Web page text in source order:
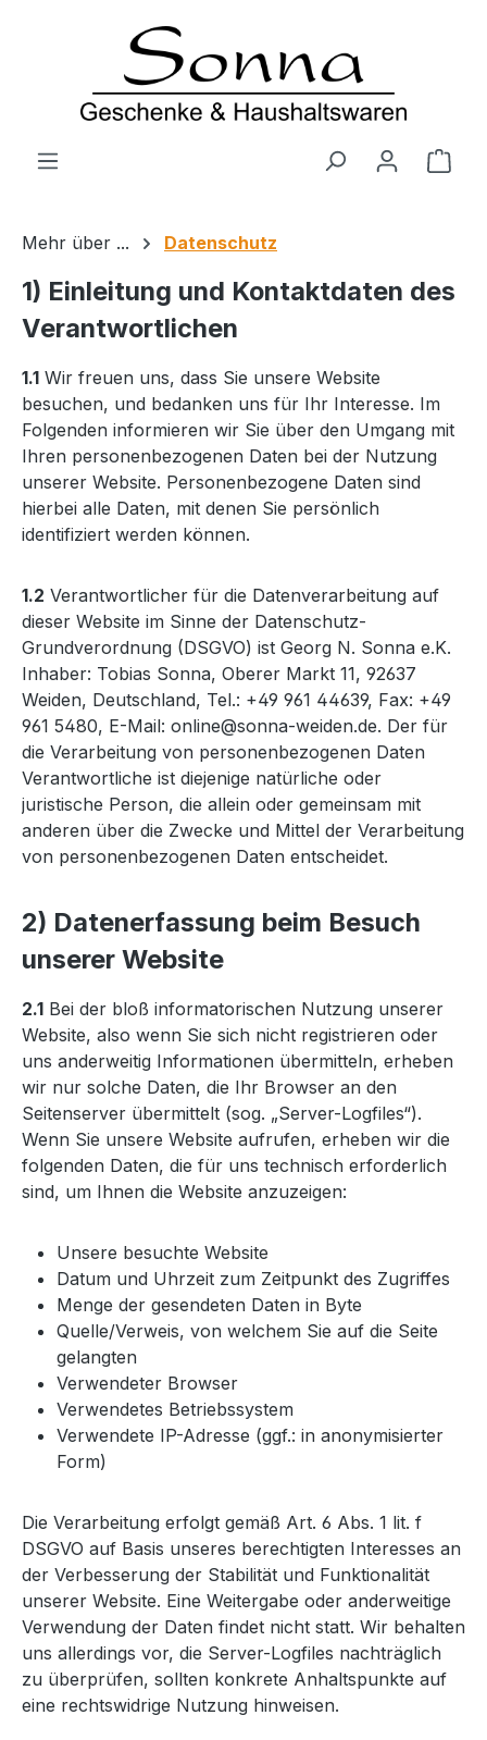
Zum Hauptinhalt springen
Mehr über ... Datenschutz
1) Einleitung und Kontaktdaten des
Verantwortlichen
1.1 Wir freuen uns, dass Sie unsere Website
besuchen, und bedanken uns für Ihr Interesse. Im
Folgenden informieren wir Sie über den Umgang mit
Ihren personenbezogenen Daten bei der Nutzung
unserer Website. Personenbezogene Daten sind
hierbei alle Daten, mit denen Sie persönlich
identifiziert werden können.
1.2 Verantwortlicher für die Datenverarbeitung auf
dieser Website im Sinne der Datenschutz-
Grundverordnung (DSGVO) ist Georg N. Sonna e.K.
Inhaber: Tobias Sonna, Oberer Markt 11, 92637
Weiden, Deutschland, Tel.: +49 961 44639, Fax: +49
961 5480, E-Mail: online@sonna-weiden.de. Der für
die Verarbeitung von personenbezogenen Daten
Verantwortliche ist diejenige natürliche oder
juristische Person, die allein oder gemeinsam mit
anderen über die Zwecke und Mittel der Verarbeitung
von personenbezogenen Daten entscheidet.
2) Datenerfassung beim Besuch
unserer Website
2.1 Bei der bloß informatorischen Nutzung unserer
Website, also wenn Sie sich nicht registrieren oder
uns anderweitig Informationen übermitteln, erheben
wir nur solche Daten, die Ihr Browser an den
Seitenserver übermittelt (sog. „Server-Logfiles“).
Wenn Sie unsere Website aufrufen, erheben wir die
folgenden Daten, die für uns technisch erforderlich
sind, um Ihnen die Website anzuzeigen:
Unsere besuchte Website
Datum und Uhrzeit zum Zeitpunkt des Zugriffes
Menge der gesendeten Daten in Byte
Quelle/Verweis, von welchem Sie auf die Seite
gelangten
Verwendeter Browser
Verwendetes Betriebssystem
Verwendete IP-Adresse (ggf.: in anonymisierter
Form)
Die Verarbeitung erfolgt gemäß Art. 6 Abs. 1 lit. f
DSGVO auf Basis unseres berechtigten Interesses an
der Verbesserung der Stabilität und Funktionalität
unserer Website. Eine Weitergabe oder anderweitige
Verwendung der Daten findet nicht statt. Wir behalten
uns allerdings vor, die Server-Logfiles nachträglich
zu überprüfen, sollten konkrete Anhaltspunkte auf
eine rechtswidrige Nutzung hinweisen.